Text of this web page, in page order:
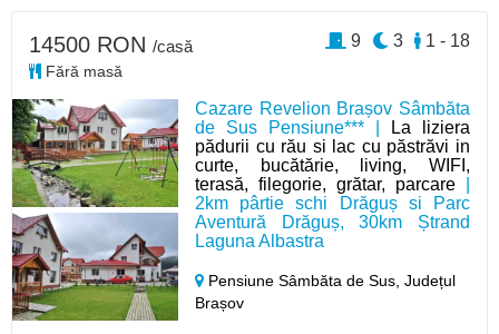
Cazare Revelion Brașov Sâmbăta
de Sus Pensiune*** |
La liziera
pădurii cu rău si lac cu păstrăvi in
curte, bucătărie, living, WIFI,
terasă, filegorie, grătar, parcare
2km pârtie schi Drăguș si Parc
Aventură Drăguș, 30km Ștrand
Laguna Albastra
Pensiune Sâmbăta de Sus,Județul
Brașov
14500 RON /casă
Fără masă
1 - 18
3
9